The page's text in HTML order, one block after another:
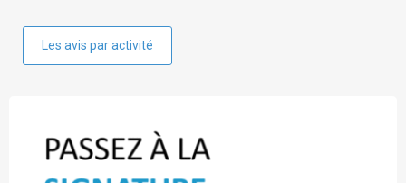
Les avis par activité